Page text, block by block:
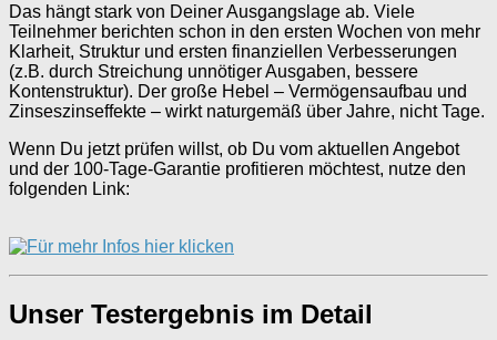
Das hängt stark von Deiner Ausgangslage ab. Viele
Teilnehmer berichten schon in den ersten Wochen von mehr
Klarheit, Struktur und ersten finanziellen Verbesserungen
(z.B. durch Streichung unnötiger Ausgaben, bessere
Kontenstruktur). Der große Hebel – Vermögensaufbau und
Zinseszinseffekte – wirkt naturgemäß über Jahre, nicht Tage.
Wenn Du jetzt prüfen willst, ob Du vom aktuellen Angebot
und der 100-Tage-Garantie profitieren möchtest, nutze den
folgenden Link:
Unser Testergebnis im Detail